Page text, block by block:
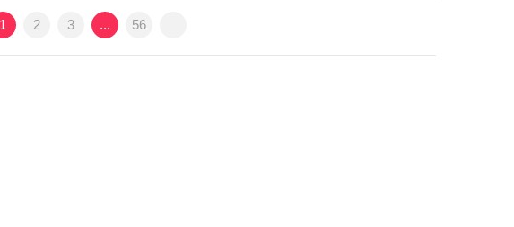
1 2 3 ... 56